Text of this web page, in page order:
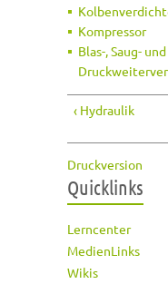
Kompressor
Blas-, Saug-
‹ Hydraulik
Druckversion
Quicklinks
Lerncenter
MedienLinks
Wikis